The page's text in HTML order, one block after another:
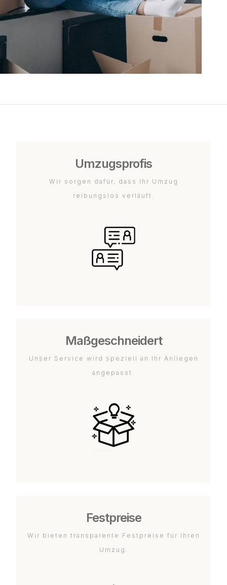
Umzugsprofis
Wir sorgen dafür, dass Ihr Umzug
reibungslos verläuft.
Maßgeschneidert
Unser Service wird speziell an Ihr Anliegen
angepasst.
Festpreise
Wir bieten transparente Festpreise für Ihren
Umzug.